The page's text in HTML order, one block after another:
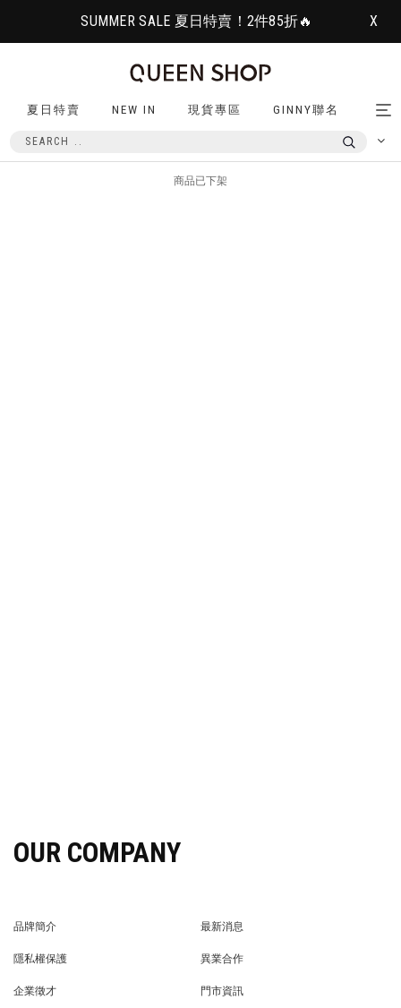
SUMMER SALE 夏日特賣！2件85折🔥 X
夏日特賣 NEW IN 現貨專區 GINNY聯名
商品已下架
OUR COMPANY
品牌簡介
最新消息
隱私權保護
異業合作
企業徵才
門市資訊